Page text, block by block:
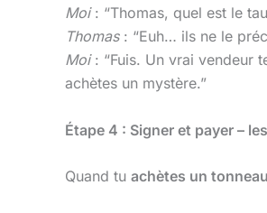
Moi: “Thomas, quel est le
Thomas: “Euh… ils ne le
Moi: “Fuis. Un vrai vendeur
achètes un mystère.”
Étape 4 : Signer et payer –
Quand tu achètes un